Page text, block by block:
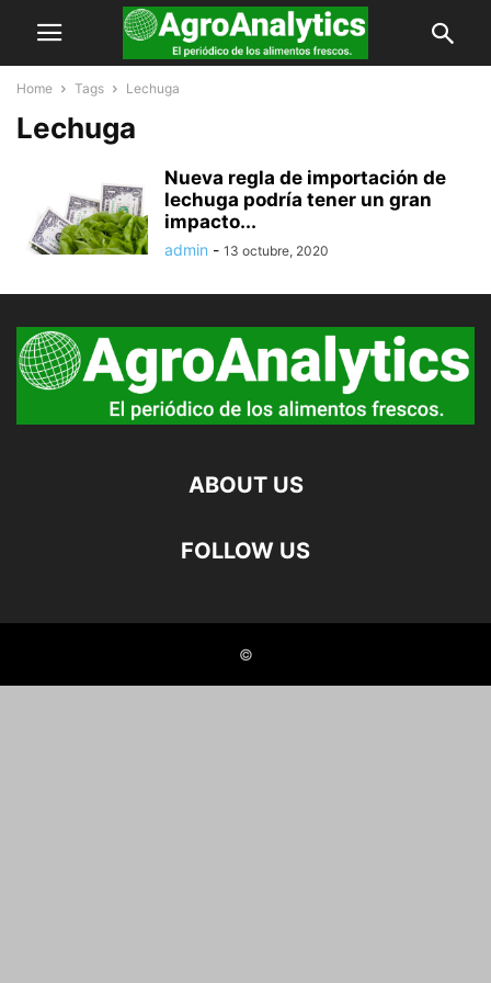
Home Tags Lechuga
Lechuga
Nueva regla de importación de
lechuga podría tener un gran
impacto...
admin - 13 octubre, 2020
ABOUT US
FOLLOW US
©